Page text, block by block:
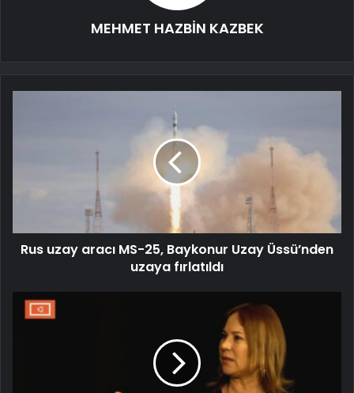
MEHMET HAZBİN KAZBEK
Rus uzay aracı MS-25, Baykonur Uzay Üssü’nden
uzaya fırlatıldı